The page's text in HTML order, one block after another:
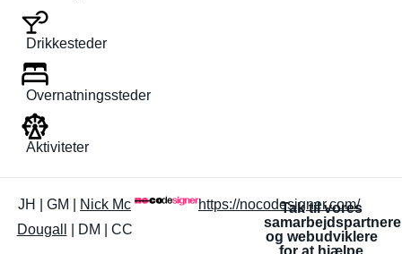
Drikkesteder
Overnatningssteder
Aktiviteter
Tak til vores
samarbejdspartnere
og webudviklere
for at hjælpe
https://nocodesigner.com/
JH | GM |
Nick Mc
Dougall
| DM | CC